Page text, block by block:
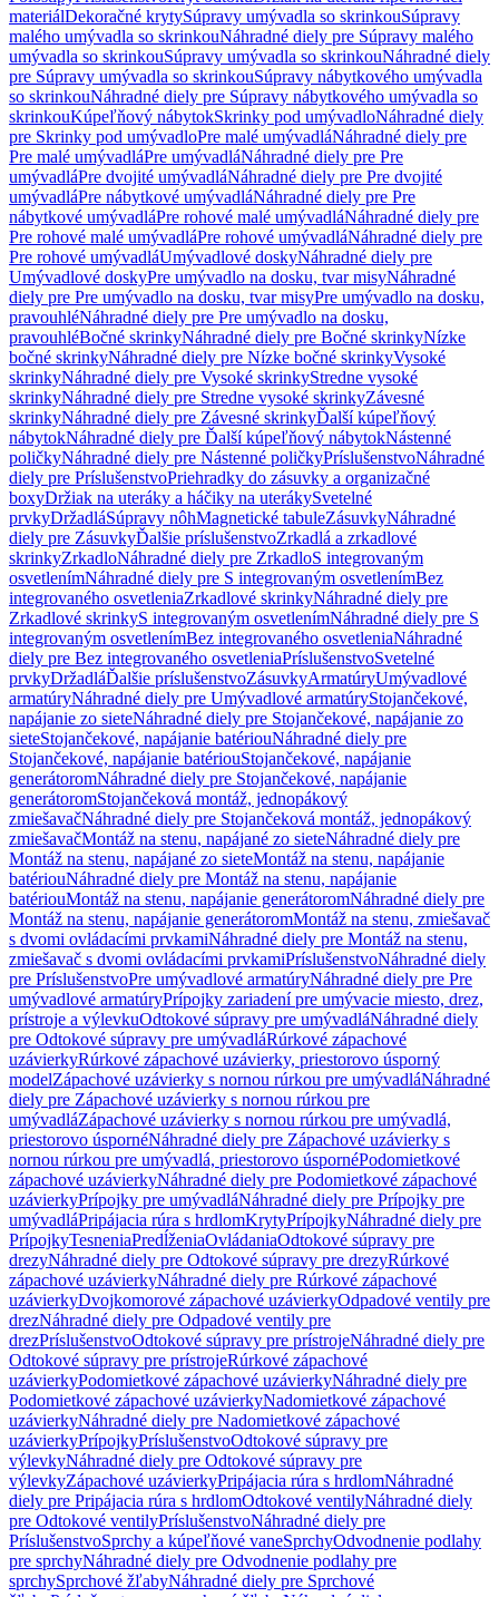
materiálDekoračné krytySúpravy umývadla so skrinkouSúpravy
malého umývadla so skrinkouNáhradné diely pre Súpravy malého
umývadla so skrinkouSúpravy umývadla so skrinkouNáhradné diely
pre Súpravy umývadla so skrinkouSúpravy nábytkového umývadla
so skrinkouNáhradné diely pre Súpravy nábytkového umývadla so
skrinkouKúpeľňový nábytokSkrinky pod umývadloNáhradné diely
pre Skrinky pod umývadloPre malé umývadláNáhradné diely pre
Pre malé umývadláPre umývadláNáhradné diely pre Pre
umývadláPre dvojité umývadláNáhradné diely pre Pre dvojité
umývadláPre nábytkové umývadláNáhradné diely pre Pre
nábytkové umývadláPre rohové malé umývadláNáhradné diely pre
Pre rohové malé umývadláPre rohové umývadláNáhradné diely pre
Pre rohové umývadláUmývadlové doskyNáhradné diely pre
Umývadlové doskyPre umývadlo na dosku, tvar misyNáhradné
diely pre Pre umývadlo na dosku, tvar misyPre umývadlo na dosku,
pravouhléNáhradné diely pre Pre umývadlo na dosku,
pravouhléBočné skrinkyNáhradné diely pre Bočné skrinkyNízke
bočné skrinkyNáhradné diely pre Nízke bočné skrinkyVysoké
skrinkyNáhradné diely pre Vysoké skrinkyStredne vysoké
skrinkyNáhradné diely pre Stredne vysoké skrinkyZávesné
skrinkyNáhradné diely pre Závesné skrinkyĎalší kúpeľňový
nábytokNáhradné diely pre Ďalší kúpeľňový nábytokNástenné
poličkyNáhradné diely pre Nástenné poličkyPríslušenstvoNáhradné
diely pre PríslušenstvoPriehradky do zásuvky a organizačné
boxyDržiak na uteráky a háčiky na uterákySvetelné
prvkyDržadláSúpravy nôhMagnetické tabuleZásuvkyNáhradné
diely pre ZásuvkyĎalšie príslušenstvoZrkadlá a zrkadlové
skrinkyZrkadloNáhradné diely pre ZrkadloS integrovaným
osvetlenímNáhradné diely pre S integrovaným osvetlenímBez
integrovaného osvetleniaZrkadlové skrinkyNáhradné diely pre
Zrkadlové skrinkyS integrovaným osvetlenímNáhradné diely pre S
integrovaným osvetlenímBez integrovaného osvetleniaNáhradné
diely pre Bez integrovaného osvetleniaPríslušenstvoSvetelné
prvkyDržadláĎalšie príslušenstvoZásuvkyArmatúryUmývadlové
armatúryNáhradné diely pre Umývadlové armatúryStojančekové,
napájanie zo sieteNáhradné diely pre Stojančekové, napájanie zo
sieteStojančekové, napájanie batériouNáhradné diely pre
Stojančekové, napájanie batériouStojančekové, napájanie
generátoromNáhradné diely pre Stojančekové, napájanie
generátoromStojančeková montáž, jednopákový
zmiešavačNáhradné diely pre Stojančeková montáž, jednopákový
zmiešavačMontáž na stenu, napájané zo sieteNáhradné diely pre
Montáž na stenu, napájané zo sieteMontáž na stenu, napájanie
batériouNáhradné diely pre Montáž na stenu, napájanie
batériouMontáž na stenu, napájanie generátoromNáhradné diely pre
Montáž na stenu, napájanie generátoromMontáž na stenu, zmiešavač
s dvomi ovládacími prvkamiNáhradné diely pre Montáž na stenu,
zmiešavač s dvomi ovládacími prvkamiPríslušenstvoNáhradné diely
pre PríslušenstvoPre umývadlové armatúryNáhradné diely pre Pre
umývadlové armatúryPrípojky zariadení pre umývacie miesto, drez,
prístroje a výlevkuOdtokové súpravy pre umývadláNáhradné diely
pre Odtokové súpravy pre umývadláRúrkové zápachové
uzávierkyRúrkové zápachové uzávierky, priestorovo úsporný
modelZápachové uzávierky s nornou rúrkou pre umývadláNáhradné
diely pre Zápachové uzávierky s nornou rúrkou pre
umývadláZápachové uzávierky s nornou rúrkou pre umývadlá,
priestorovo úspornéNáhradné diely pre Zápachové uzávierky s
nornou rúrkou pre umývadlá, priestorovo úspornéPodomietkové
zápachové uzávierkyNáhradné diely pre Podomietkové zápachové
uzávierkyPrípojky pre umývadláNáhradné diely pre Prípojky pre
umývadláPripájacia rúra s hrdlomKrytyPrípojkyNáhradné diely pre
PrípojkyTesneniaPredĺženiaOvládaniaOdtokové súpravy pre
drezyNáhradné diely pre Odtokové súpravy pre drezyRúrkové
zápachové uzávierkyNáhradné diely pre Rúrkové zápachové
uzávierkyDvojkomorové zápachové uzávierkyOdpadové ventily pre
drezNáhradné diely pre Odpadové ventily pre
drezPríslušenstvoOdtokové súpravy pre prístrojeNáhradné diely pre
Odtokové súpravy pre prístrojeRúrkové zápachové
uzávierkyPodomietkové zápachové uzávierkyNáhradné diely pre
Podomietkové zápachové uzávierkyNadomietkové zápachové
uzávierkyNáhradné diely pre Nadomietkové zápachové
uzávierkyPrípojkyPríslušenstvoOdtokové súpravy pre
výlevkyNáhradné diely pre Odtokové súpravy pre
výlevkyZápachové uzávierkyPripájacia rúra s hrdlomNáhradné
diely pre Pripájacia rúra s hrdlomOdtokové ventilyNáhradné diely
pre Odtokové ventilyPríslušenstvoNáhradné diely pre
PríslušenstvoSprchy a kúpeľňové vaneSprchyOdvodnenie podlahy
pre sprchyNáhradné diely pre Odvodnenie podlahy pre
sprchySprchové žľabyNáhradné diely pre Sprchové